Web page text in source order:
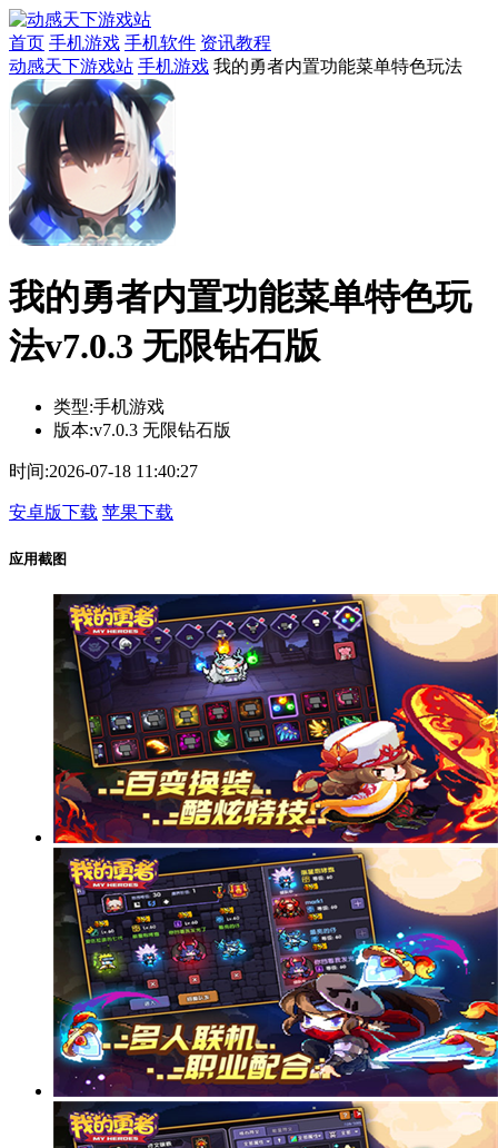
首页 手机游戏 手机软件 资讯教程
动感天下游戏站 手机游戏 我的勇者内置功能菜单特色玩法
我的勇者内置功能菜单特色玩
法v7.0.3 无限钻石版
类型:手机游戏
版本:v7.0.3 无限钻石版
时间:2026-07-18 11:40:27
安卓版下载 苹果下载
应用截图